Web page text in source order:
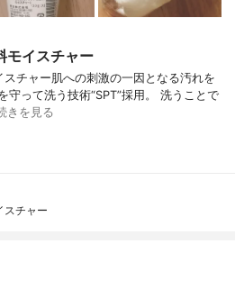
モイスチャー
チャー肌への刺激の一因となる汚れを
守って洗う技術“SPT”採用。 洗うことで
きを見る
スチャー